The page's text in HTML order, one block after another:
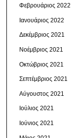
Φεβρουάριος 2022
Ιανουάριος 2022
Δεκέμβριος 2021
Νοέμβριος 2021
Οκτώβριος 2021
Σεπτέμβριος 2021
Αύγουστος 2021
Ιούλιος 2021
Ιούνιος 2021